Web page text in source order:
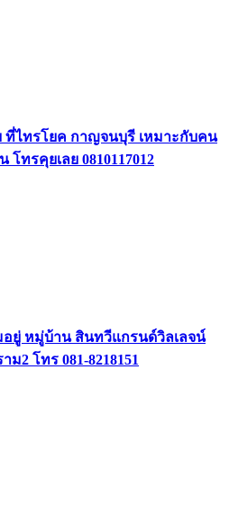
ที่ไทรโยค กาญจนบุรี เหมาะกับคน
ทรคุยเลย 0810117012
อยู่ หมู่บ้าน สินทวีแกรนด์วิลเลจน์
2 โทร 081-8218151